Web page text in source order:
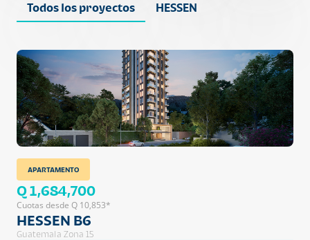
Todos los proyectos HESSEN
APARTAMENTO
Q 1,684,700
Cuotas desde Q 10,853*
HESSEN B6
Guatemala Zona 15